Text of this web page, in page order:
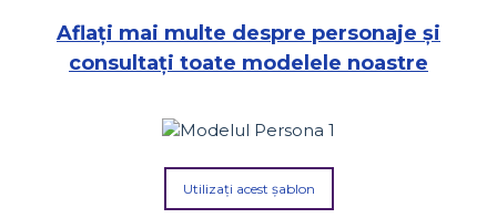
Aflați mai multe despre personaje și
consultați toate modelele noastre
Utilizați acest șablon